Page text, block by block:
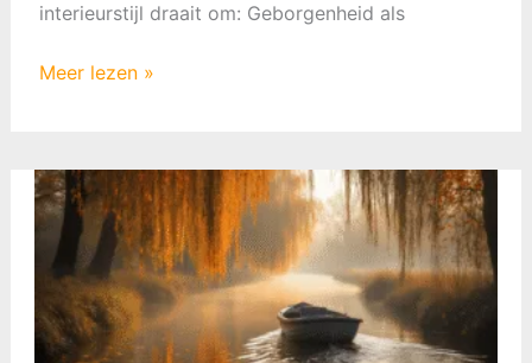
interieurstijl draait om: Geborgenheid als
De
Wereld”
2025:
Creëer
een
Gezellig
en
Karaktervol
Meer lezen »